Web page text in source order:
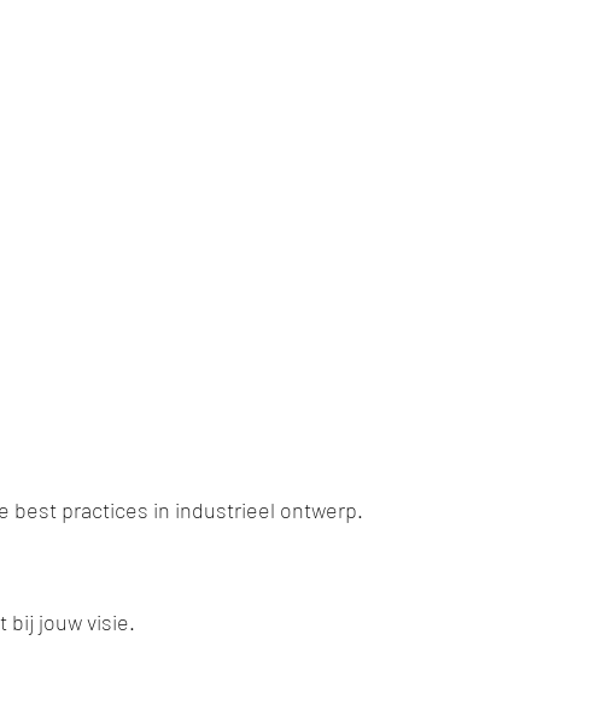
best practices in industrieel ontwerp.
bij jouw visie.